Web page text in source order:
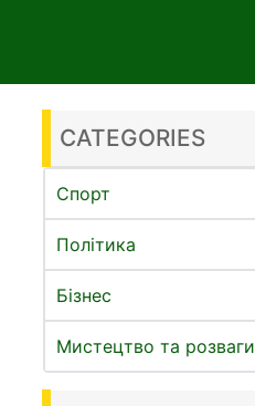
CATEGORIES
Спорт
Політика
Бізнес
Мистецтво та розваги